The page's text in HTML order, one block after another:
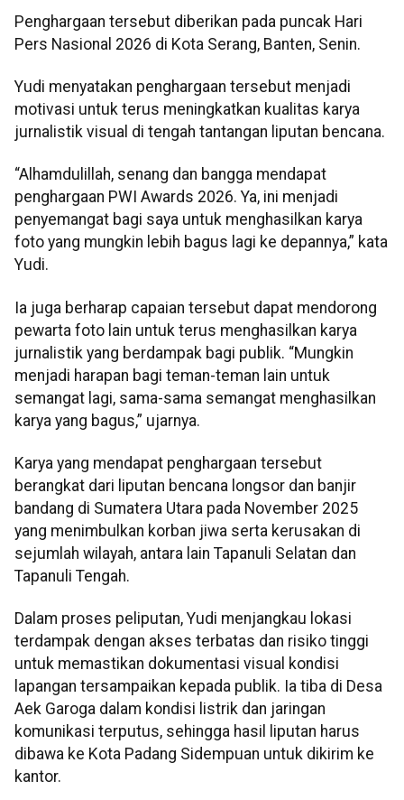
Penghargaan tersebut diberikan pada puncak Hari
Pers Nasional 2026 di Kota Serang, Banten, Senin.
Yudi menyatakan penghargaan tersebut menjadi
motivasi untuk terus meningkatkan kualitas karya
jurnalistik visual di tengah tantangan liputan bencana.
“Alhamdulillah, senang dan bangga mendapat
penghargaan PWI Awards 2026. Ya, ini menjadi
penyemangat bagi saya untuk menghasilkan karya
foto yang mungkin lebih bagus lagi ke depannya,” kata
Yudi.
Ia juga berharap capaian tersebut dapat mendorong
pewarta foto lain untuk terus menghasilkan karya
jurnalistik yang berdampak bagi publik. “Mungkin
menjadi harapan bagi teman-teman lain untuk
semangat lagi, sama-sama semangat menghasilkan
karya yang bagus,” ujarnya.
Karya yang mendapat penghargaan tersebut
berangkat dari liputan bencana longsor dan banjir
bandang di Sumatera Utara pada November 2025
yang menimbulkan korban jiwa serta kerusakan di
sejumlah wilayah, antara lain Tapanuli Selatan dan
Tapanuli Tengah.
Dalam proses peliputan, Yudi menjangkau lokasi
terdampak dengan akses terbatas dan risiko tinggi
untuk memastikan dokumentasi visual kondisi
lapangan tersampaikan kepada publik. Ia tiba di Desa
Aek Garoga dalam kondisi listrik dan jaringan
komunikasi terputus, sehingga hasil liputan harus
dibawa ke Kota Padang Sidempuan untuk dikirim ke
kantor.